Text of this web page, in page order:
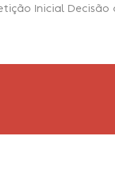
Inicial Decisão